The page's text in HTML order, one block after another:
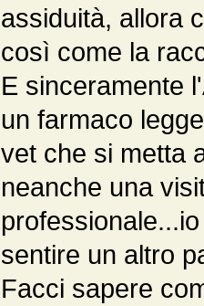
assiduità, allora
così come la
E sinceramente
un farmaco
vet che si metta
neanche una
sentire un altro
Facci sapere